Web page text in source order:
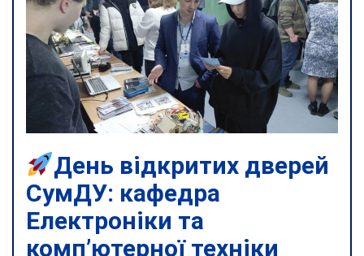
День відкритих дверей
СумДУ: кафедра
Електроніки та
комп’ютерної техніки